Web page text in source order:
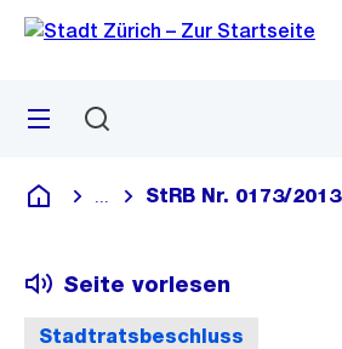
Navigation
Sprunglink
Menü
Deutsch
Blende alle Breadcrumbs ein
StRB Nr. 0173/2013
Stadtratsbeschluss
Seite vorlesen